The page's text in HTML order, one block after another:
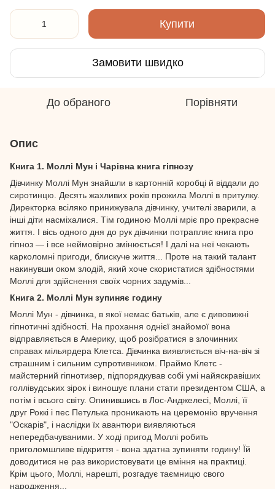
Купити
Замовити швидко
До обраного Порівняти
Опис
Книга 1. Моллі Мун і Чарівна книга гіпнозу
Дівчинку Моллі Мун знайшли в картонній коробці й віддали до
сиротинцю. Десять жахливих років прожила Моллі в притулку.
Директорка всіляко принижувала дівчинку, учителі зварили, а
інші діти насміхалися. Тім годиною Моллі мріє про прекрасне
життя. І вісь одного дня до рук дівчинки потрапляє книга про
гіпноз — і все неймовірно змінюється! І далі на неї чекають
карколомні пригоди, блискуче життя... Проте на такий талант
накинувши оком злодій, який хоче скористатися здібностями
Моллі для здійснення своїх чорних задумів...
Книга 2. Моллі Мун зупиняє годину
Моллі Мун - дівчинка, в якої немає батьків, але є дивовижні
гіпнотичні здібності. На прохання однієї знайомої вона
відправляється в Америку, щоб розібратися в злочинних
справах мільярдера Клетса. Дівчинка виявляється віч-на-віч зі
страшним і сильним супротивником. Праймо Клетс -
майстерний гіпнотизер, підпорядкував собі умі найяскравіших
голлівудських зірок і виношує плани стати президентом США, а
потім і всього світу. Опинившись в Лос-Анджелесі, Моллі, її
друг Роккі і пес Петулька проникають на церемонію вручення
"Оскарів", і наслідки їх авантюри виявляються
непередбачуваними. У ході пригод Моллі робить
приголомшливе відкриття - вона здатна зупиняти годину! Їй
доводитися не раз використовувати це вміння на практиці.
Крім цього, Моллі, нарешті, розгадує таємницю свого
народження...